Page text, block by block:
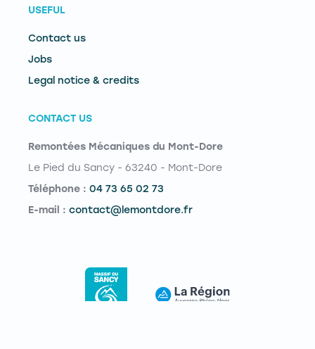
USEFUL
Contact us
Jobs
Legal notice & credits
CONTACT US
Remontées Mécaniques du Mont-Dore
Le Pied du Sancy - 63240 - Mont-Dore
Téléphone : 04 73 65 02 73
E-mail : contact@lemontdore.fr